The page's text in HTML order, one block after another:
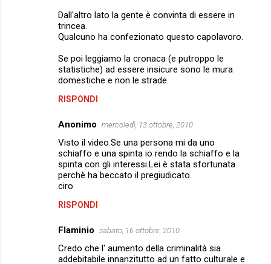
Dall'altro lato la gente è convinta di essere in
trincea.
Qualcuno ha confezionato questo capolavoro.
Se poi leggiamo la cronaca (e putroppo le
statistiche) ad essere insicure sono le mura
domestiche e non le strade.
RISPONDI
Anonimo mercoledì, 13 ottobre, 2010
Visto il video.Se una persona mi da uno
schiaffo e una spinta io rendo la schiaffo e la
spinta con gli interessi.Lei è stata sfortunata
perchè ha beccato il pregiudicato.
ciro
RISPONDI
Flaminio sabato, 16 ottobre, 2010
Credo che l' aumento della criminalità sia
addebitabile innanzitutto ad un fatto culturale e